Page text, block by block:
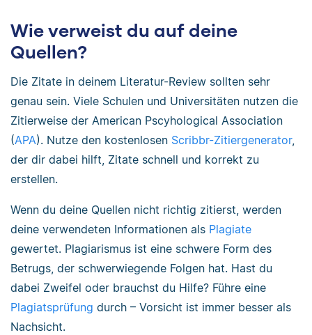
Wie verweist du auf deine
Quellen?
Die Zitate in deinem Literatur-Review sollten sehr
genau sein. Viele Schulen und Universitäten nutzen die
Zitierweise der American Pscyhological Association
(APA). Nutze den kostenlosen Scribbr-Zitiergenerator,
der dir dabei hilft, Zitate schnell und korrekt zu
erstellen.
Wenn du deine Quellen nicht richtig zitierst, werden
deine verwendeten Informationen als Plagiate
gewertet. Plagiarismus ist eine schwere Form des
Betrugs, der schwerwiegende Folgen hat. Hast du
dabei Zweifel oder brauchst du Hilfe? Führe eine
Plagiatsprüfung durch – Vorsicht ist immer besser als
Nachsicht.